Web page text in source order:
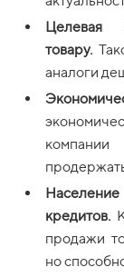
Целевая
товару.
аналоги
кредитов.
продажи
но